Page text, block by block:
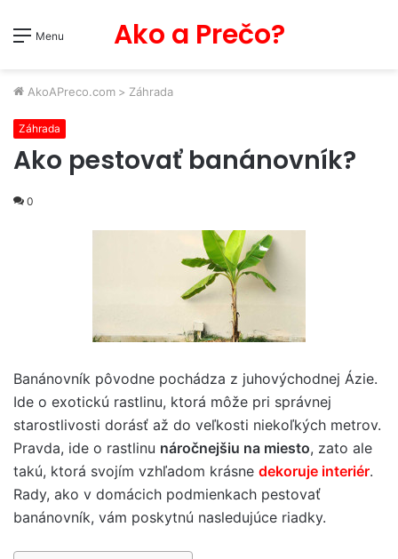
Menu Ako a Prečo?
AkoAPreco.com > Záhrada
Záhrada
Ako pestovať banánovník?
0
Banánovník pôvodne pochádza z juhovýchodnej Ázie.
Ide o exotickú rastlinu, ktorá môže pri správnej
starostlivosti dorásť až do veľkosti niekoľkých metrov.
Pravda, ide o rastlinu náročnejšiu na miesto, zato ale
takú, ktorá svojím vzhľadom krásne dekoruje interiér.
Rady, ako v domácich podmienkach pestovať
banánovník, vám poskytnú nasledujúce riadky.